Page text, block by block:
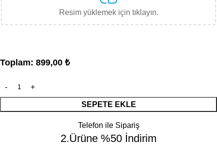
Resim yüklemek için tıklayın.
Toplam: 899,00 ₺
SEPETE EKLE
Telefon ile Sipariş
2.Ürüne %50 İndirim